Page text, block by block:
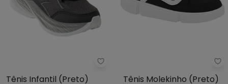
Perfecta - Tênis Infantil (Preto)
Tênis Infantil (Preto)
Tênis Molekinho (Preto)